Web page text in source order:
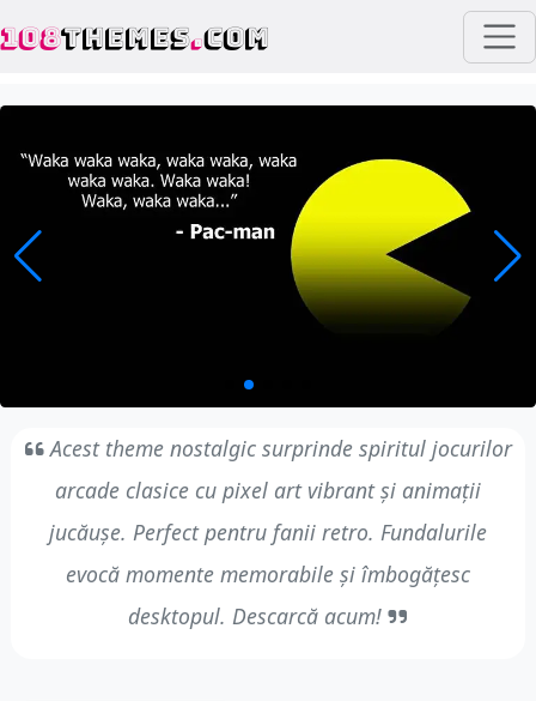
108THEMES.COM
Acest theme nostalgic surprinde spiritul jocurilor
arcade clasice cu pixel art vibrant și animații
jucăușe. Perfect pentru fanii retro. Fundalurile
evocă momente memorabile și îmbogățesc
desktopul. Descarcă acum!